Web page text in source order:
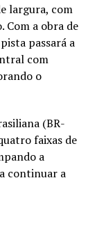
largura, com
Com a obra de
passará a
com
o
(BR-
faixas de
a
continuar a